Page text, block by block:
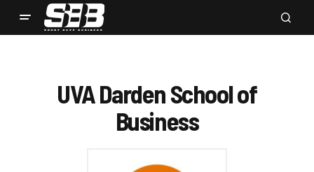
UVA Darden School of
Business